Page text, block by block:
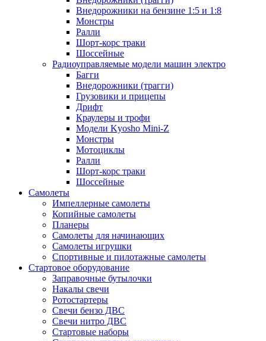
Внедорожники на бензине 1:5 и 1:8
Монстры
Ралли
Шорт-корс траки
Шоссейные
Радиоуправляемые модели машин электро
Багги
Внедорожники (трагги)
Грузовики и прицепы
Дрифт
Краулеры и трофи
Модели Kyosho Mini-Z
Монстры
Мотоциклы
Ралли
Шорт-корс траки
Шоссейные
Самолеты
Импеллерные самолеты
Копийные самолеты
Планеры
Самолеты для начинающих
Самолеты игрушки
Спортивные и пилотажные самолеты
Стартовое оборудование
Заправочные бутылочки
Накалы свечи
Ротостартеры
Свечи бензо ДВС
Свечи нитро ДВС
Стартовые наборы